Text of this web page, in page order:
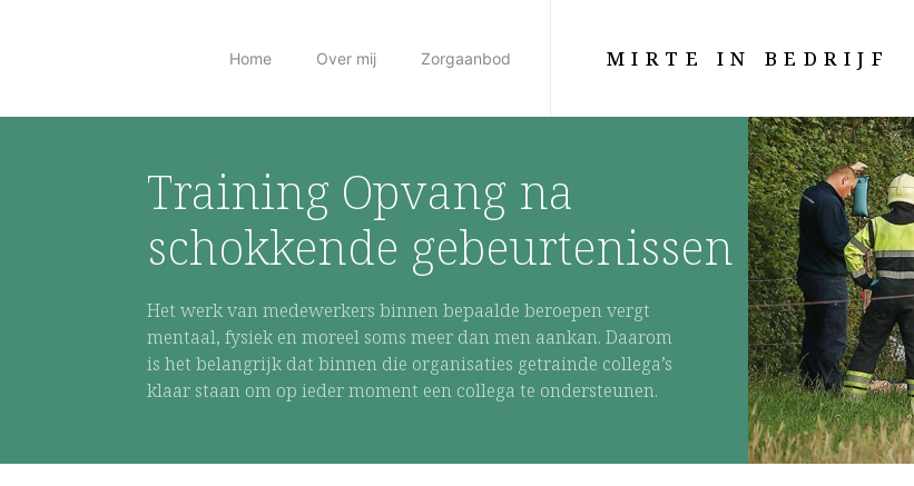
Home Over mij Zorgaanbod MIRTE IN BEDRIJF
Training Opvang na
schokkende gebeurtenissen
Het werk van medewerkers binnen bepaalde beroepen vergt
mentaal, fysiek en moreel soms meer dan men aankan. Daarom
is het belangrijk dat binnen die organisaties getrainde collega’s
klaar staan om op ieder moment een collega te ondersteunen.